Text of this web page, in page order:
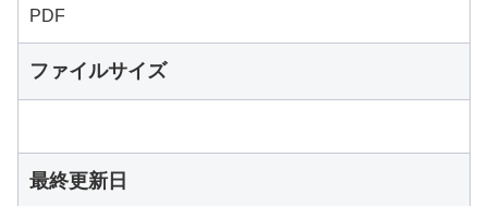
PDF
ファイルサイズ
最終更新日